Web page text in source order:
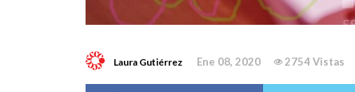
Laura Gutiérrez Ene 08, 2020 2754 Vistas